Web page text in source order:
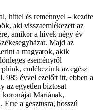
hittel és reménnyel – kezdte
aki visszaemlékezett az
amikor a hívek négy év
Majd az
a magyarok, akik
eseményről
emlékezünk az egész
985 évvel ezelőtt itt, ebben a
az egyetlen biztosat
koronáját Máriának,
a gesztusra, hosszú